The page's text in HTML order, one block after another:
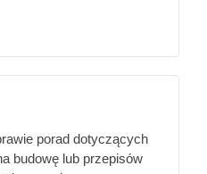
porad dotyczących
budowę lub przepisów